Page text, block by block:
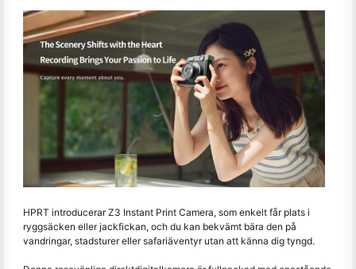
HPRT introducerar Z3 Instant Print Camera, som enkelt får plats i
ryggsäcken eller jackfickan, och du kan bekvämt bära den på
vandringar, stadsturer eller safariäventyr utan att känna dig tyngd.